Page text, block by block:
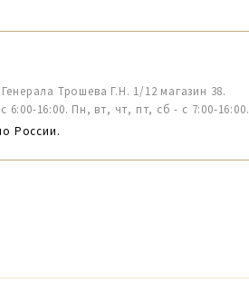
Трошева Г.Н. 1/12 магазин 38.
6:00-16:00. Пн, вт, чт, пт, сб - с 7:00-16:00.
России.